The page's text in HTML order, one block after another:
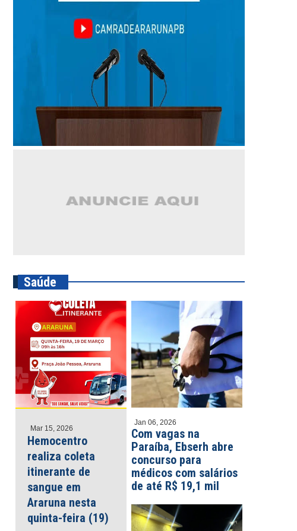
Saúde
Mar 15, 2026
Hemocentro
realiza coleta
itinerante de
sangue em
Araruna nesta
quinta-feira (19)
Jan 06, 2026
Com vagas na
Paraíba, Ebserh abre
concurso para
médicos com salários
de até R$ 19,1 mil